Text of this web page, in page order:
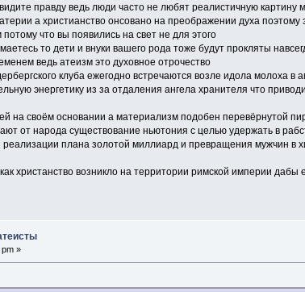
правду ведь люди часто не любят реалистичную картину
а христианство онсовано на преображении духа поэтому
что вы появились на свет не для этого
то дети и внуки вашего рода тоже будут прокляты
ведь атеизм это духовное отрочество
клуба ежегодно встречаются возле идола молоха в
энергетику из за отдаления ангела хранителя что
на своём основании а материализм подобен перевёрнутой
от народа существование ньютония с целью удержать в
плана золотой миллиард и превращения мужчин в
христанство возникло на территории римской империи дабы
»